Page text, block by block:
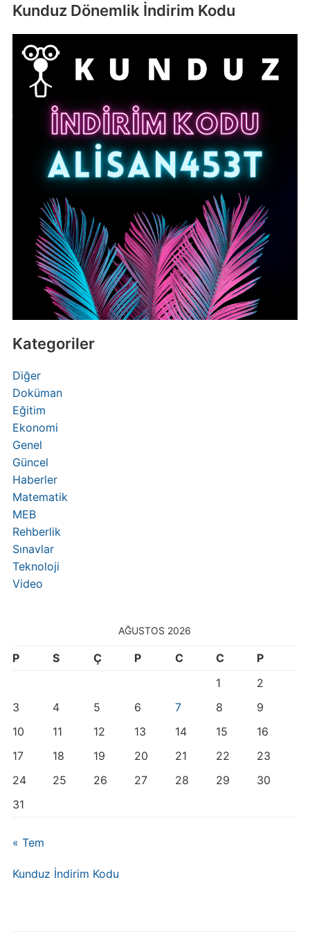
Kunduz Dönemlik İndirim Kodu
Kategoriler
Diğer
Doküman
Eğitim
Ekonomi
Genel
Güncel
Haberler
Matematik
MEB
Rehberlik
Sınavlar
Teknoloji
Video
AĞUSTOS 2026
P S Ç P C C
P
1
2
3
4 5 6 7 8
9
10
11 12 13 14 15
16
17
18 19 20 21 22
23
24
25 26 27 28 29
30
31
« Tem
Kunduz İndirim Kodu